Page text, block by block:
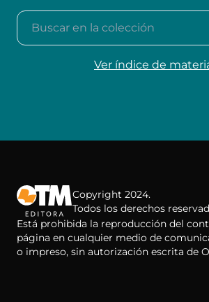
Buscar en la colección
Ver índice de
Copyright 2024.
Todos los derechos
Está prohibida la reproducción del
página en cualquier medio de
o impreso, sin autorización escrita de